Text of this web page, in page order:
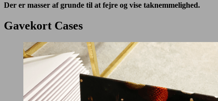
Der er masser af grunde til at fejre og vise taknemmelighed.
Gavekort Cases